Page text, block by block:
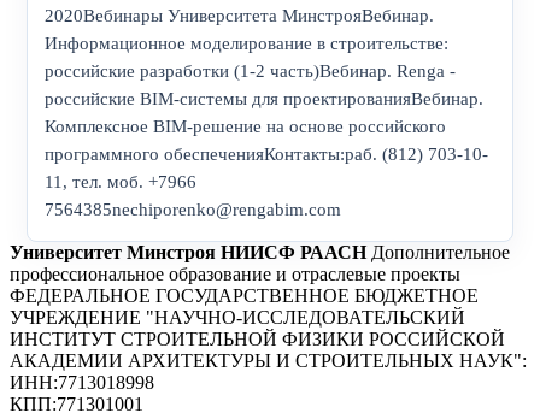
2020Вебинары Университета МинстрояВебинар.
Информационное моделирование в строительстве:
российские разработки (1-2 часть)Вебинар. Renga -
российские BIM-системы для проектированияВебинар.
Комплексное BIM-решение на основе российского
программного обеспеченияКонтакты:раб. (812) 703-10-
11, тел. моб. +7966
7564385nechiporenko@rengabim.com
Университет Минстроя НИИСФ РААСН Дополнительное
профессиональное образование и отраслевые проекты
ФЕДЕРАЛЬНОЕ ГОСУДАРСТВЕННОЕ БЮДЖЕТНОЕ
УЧРЕЖДЕНИЕ "НАУЧНО-ИССЛЕДОВАТЕЛЬСКИЙ
ИНСТИТУТ СТРОИТЕЛЬНОЙ ФИЗИКИ РОССИЙСКОЙ
АКАДЕМИИ АРХИТЕКТУРЫ И СТРОИТЕЛЬНЫХ НАУК":
ИНН:7713018998
КПП:771301001